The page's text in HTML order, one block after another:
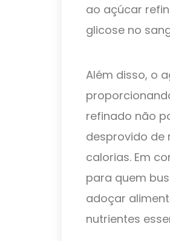
ao açúcar
glicose no
Além disso, o
refinado não
desprovido de
calorias. Em
para quem
adoçar
nutrientes